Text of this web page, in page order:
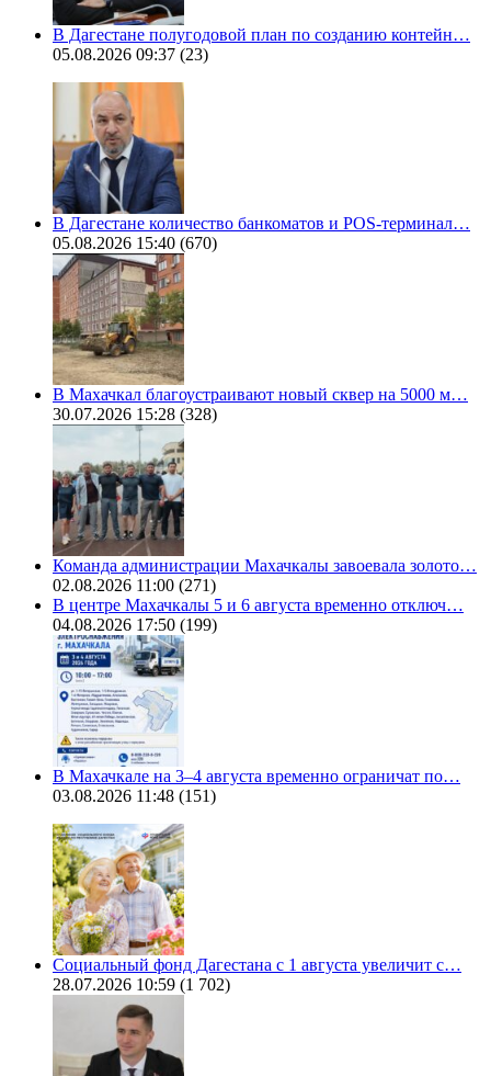
В Дагестане полугодовой план по созданию контейн…
05.08.2026 09:37 (23)
В Дагестане количество банкоматов и POS-терминал…
05.08.2026 15:40 (670)
В Махачкал благоустраивают новый сквер на 5000 м…
30.07.2026 15:28 (328)
Команда администрации Махачкалы завоевала золото…
02.08.2026 11:00 (271)
В центре Махачкалы 5 и 6 августа временно отключ…
04.08.2026 17:50 (199)
В Махачкале на 3–4 августа временно ограничат по…
03.08.2026 11:48 (151)
Социальный фонд Дагестана с 1 августа увеличит с…
28.07.2026 10:59 (1 702)